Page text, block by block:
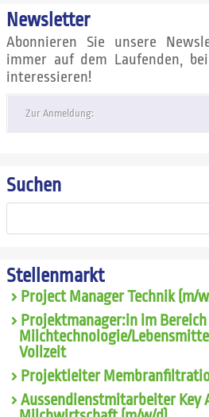
Newsletter
Abonnieren Sie unsere
immer auf dem Laufenden,
interessieren!
Zur Anmeldung:
Suchen
Stellenmarkt
Project Manager Technik (m/
Projektmanager:in im Bereich
Milchtechnologie/
Vollzeit
Projektleiter
Aussendienstmitarbeiter Key